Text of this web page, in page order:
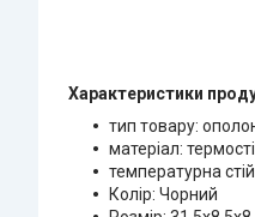
Характеристики
тип товару:
матеріал:
температурна
Колір: Чорний